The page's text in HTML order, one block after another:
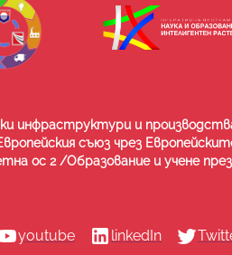
инфраструктури и
съюз чрез
ос 2 /Образование и учене през
youtube linkedIn